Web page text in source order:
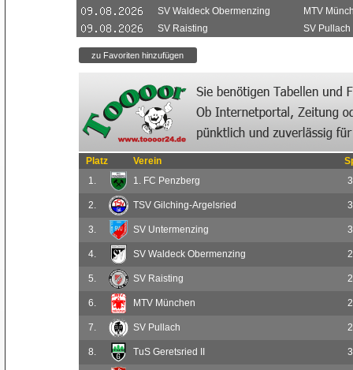
SV Waldeck Obermenzing
MTV
SV Raisting
SV Pullach
Platz Verein
1.
1. FC Penzberg 3
2. TSV Gilching-Argelsried 3
3. SV Untermenzing 3
4. SV Waldeck Obermenzing 2
5. SV Raisting 2
6. MTV München 2
7. SV Pullach 2
8. TuS Geretsried II 3